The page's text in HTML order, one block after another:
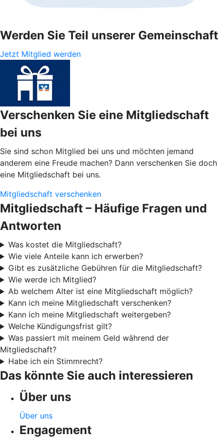
Werden Sie Teil unserer Gemeinschaft
Jetzt Mitglied werden
Verschenken Sie eine Mitgliedschaft
bei uns
Sie sind schon Mitglied bei uns und möchten jemand
anderem eine Freude machen? Dann verschenken Sie doch
eine Mitgliedschaft bei uns.
Mitgliedschaft verschenken
Mitgliedschaft – Häufige Fragen und
Antworten
Was kostet die Mitgliedschaft?
Wie viele Anteile kann ich erwerben?
Gibt es zusätzliche Gebühren für die Mitgliedschaft?
Wie werde ich Mitglied?
Ab welchem Alter ist eine Mitgliedschaft möglich?
Kann ich meine Mitgliedschaft verschenken?
Kann ich meine Mitgliedschaft weitergeben?
Welche Kündigungsfrist gilt?
Was passiert mit meinem Geld während der
Mitgliedschaft?
Habe ich ein Stimmrecht?
Das könnte Sie auch interessieren
Über uns
Über uns
Engagement